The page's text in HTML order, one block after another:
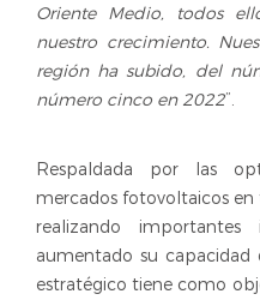
Oriente Medio, todos
nuestro crecimiento.
región ha subido, del
número cinco en 2022”.
Respaldada por las
mercados fotovoltaicos
realizando
aumentado su capacidad
estratégico tiene como